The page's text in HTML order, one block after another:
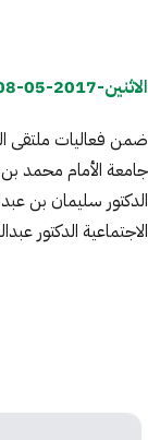
الاثنين-2017-05-08
ضمن فعاليات ملتقى
جامعة الأمام محمد
الدكتور سليمان بن
الاجتماعية الدكتور